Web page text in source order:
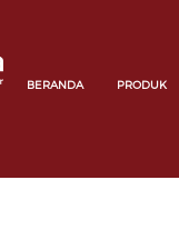
BERANDA PRODUK